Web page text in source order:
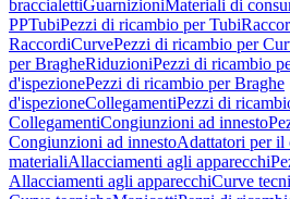
braccialettiGuarnizioniMateriali di
PPTubiPezzi di ricambio per Tubi
RaccordiCurvePezzi di ricambio per
per BragheRiduzioniPezzi di ricambio
d'ispezionePezzi di ricambio per Braghe
d'ispezioneCollegamentiPezzi di
CollegamentiCongiunzioni ad innesto
Congiunzioni ad innestoAdattatori per il
materialiAllacciamenti agli apparecchi
Allacciamenti agli apparecchiCurve